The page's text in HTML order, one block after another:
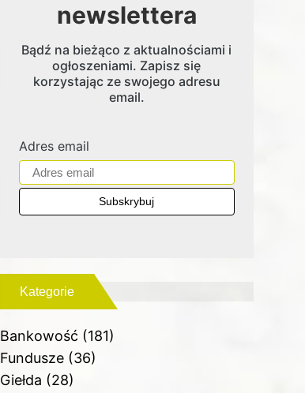
newslettera
Bądź na bieżąco z aktualnościami i
ogłoszeniami. Zapisz się
korzystając ze swojego adresu
email.
Adres email
Kategorie
Bankowość (181)
Fundusze(36)
Giełda (28)